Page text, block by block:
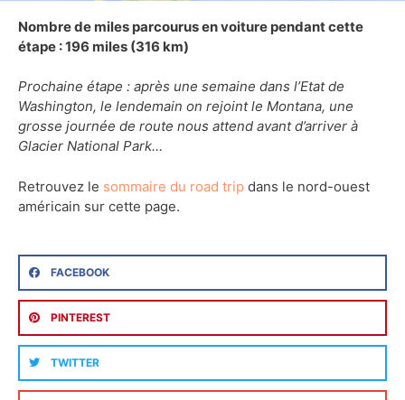
Nombre de miles parcourus en voiture pendant cette
étape : 196 miles (316 km)
Prochaine étape : après une semaine dans l’Etat de
Washington, le lendemain on rejoint le Montana, une
grosse journée de route nous attend avant d’arriver à
Glacier National Park…
Retrouvez le sommaire du road trip dans le nord-ouest
américain sur cette page.
FACEBOOK
PINTEREST
TWITTER